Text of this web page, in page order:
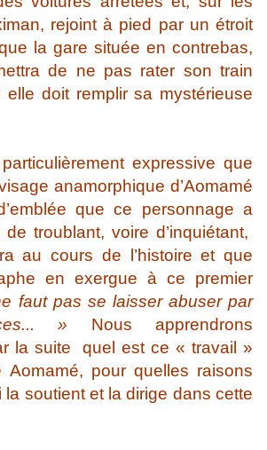
rejoint à pied par un étroit
la gare située en contrebas,
de ne pas rater son train
doit remplir sa mystérieuse
expressive que
anamorphique d’Aomamé
que ce personnage a
de troublant, voire d’inquiétant,
au cours de l’histoire et que
en exergue à ce premier
faut pas se laisser abuser par
» Nous apprendrons
la suite quel est ce « travail »
Aomamé, pour quelles raisons
la soutient et la dirige dans cette